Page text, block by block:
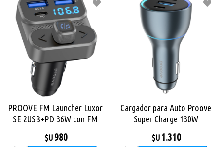
PROOVE FM Launcher Luxor
SE 2USB+PD 36W con FM
$U 980
Cargador para Auto Proove
Super Charge 130W
USB(QC3.0)
$U 1.310